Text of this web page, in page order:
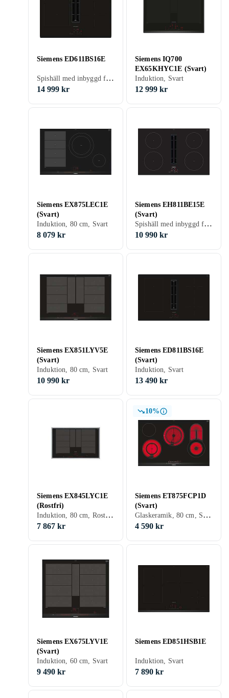
Siemens ED611BS16E
Spishäll med inbyggd fläkt, Svart
14 999 kr
Siemens IQ700
EX65KHYC1E (Svart)
Induktion, Svart
12 999 kr
Siemens EX875LEC1E
(Svart)
Induktion, 80 cm, Svart
8 079 kr
Siemens EH811BE15E
(Svart)
Spishäll med inbyggd fläkt, 80 cm, Svart
10 990 kr
Siemens EX851LYV5E
(Svart)
Induktion, 80 cm, Svart
10 990 kr
Siemens ED811BS16E
(Svart)
Induktion, Svart
13 490 kr
Siemens EX845LYC1E
(Rostfri)
Induktion, 80 cm, Rostfritt stål
7 867 kr
10%
Siemens ET875FCP1D
(Svart)
Glaskeramik, 80 cm, Svart
4 590 kr
Siemens EX675LYV1E
(Svart)
Induktion, 60 cm, Svart
9 490 kr
Siemens ED851HSB1E
Induktion, Svart
7 890 kr